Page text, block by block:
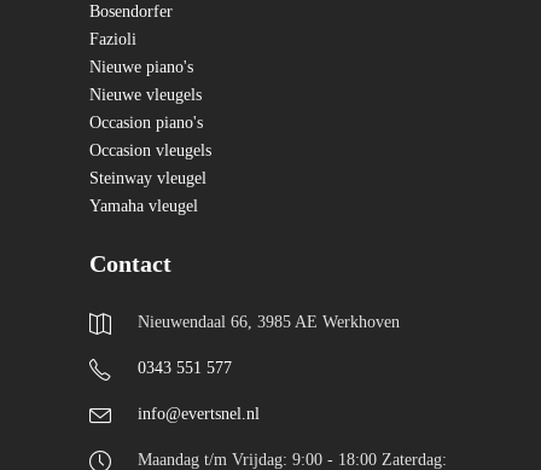
Bosendorfer
Fazioli
Nieuwe piano's
Nieuwe vleugels
Occasion piano's
Occasion vleugels
Steinway vleugel
Yamaha vleugel
Contact
Nieuwendaal 66, 3985 AE Werkhoven
0343 551 577
info@evertsnel.nl
Maandag t/m Vrijdag: 9:00 - 18:00 Zaterdag: